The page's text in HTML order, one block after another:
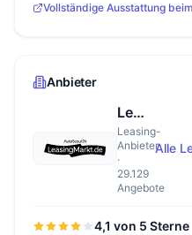
Vollständige Ausstattung
Anbieter
LeasingMarkt.de
Leasing-
Anbieter
·
29.129
Angebote
Alle
4,1 von 5 Sterne